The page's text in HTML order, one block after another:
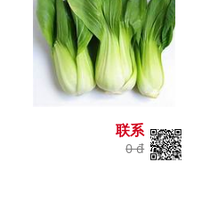
联系
0 đ